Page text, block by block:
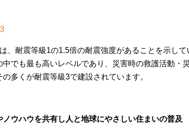
、耐震等級1の1.5倍の耐震強度があることを示し
中でも最も高いレベルであり、災害時の救護活動・
の多くが耐震等級3で建設されています。
ノウハウを共有し人と地球にやさしい住まいの普及